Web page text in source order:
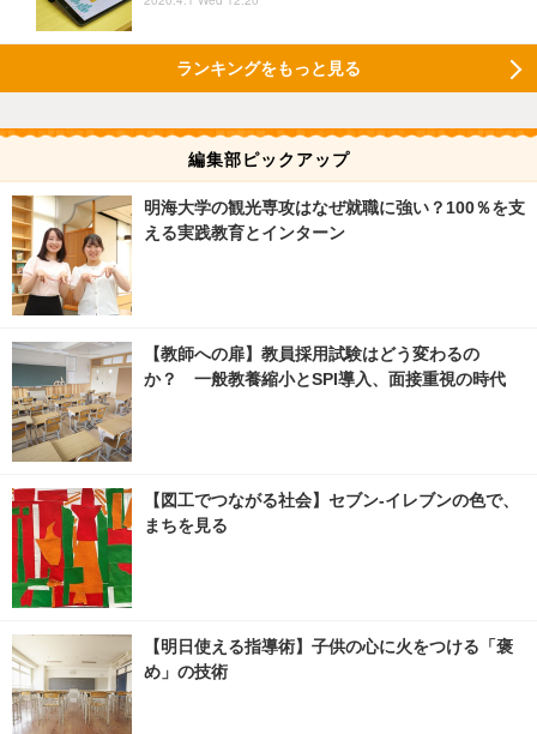
ランキングをもっと見る
編集部ピックアップ
明海大学の観光専攻はなぜ就職に強い？100％を支
える実践教育とインターン
【教師への扉】教員採用試験はどう変わるの
か？ 一般教養縮小とSPI導入、面接重視の時代
【図工でつながる社会】セブン‐イレブンの色で、
まちを見る
【明日使える指導術】子供の心に火をつける「褒
め」の技術